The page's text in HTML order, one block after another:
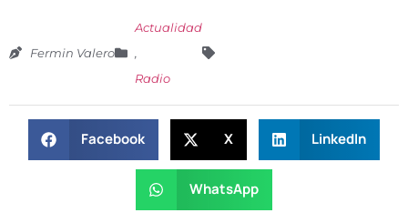
Fermin Valero
Actualidad
,
Radio
Facebook X LinkedIn
WhatsApp